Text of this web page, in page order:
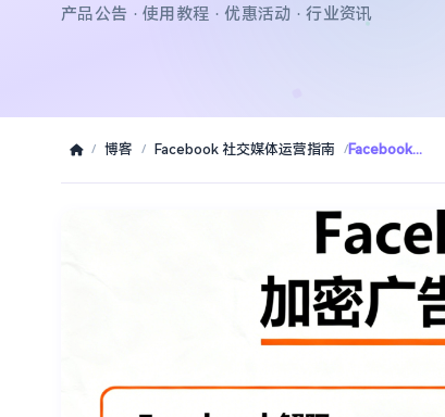
产品公告 · 使用教程 · 优惠活动 · 行业资讯
/ 博客 / Facebook 社交媒体运营指南 /Facebook...